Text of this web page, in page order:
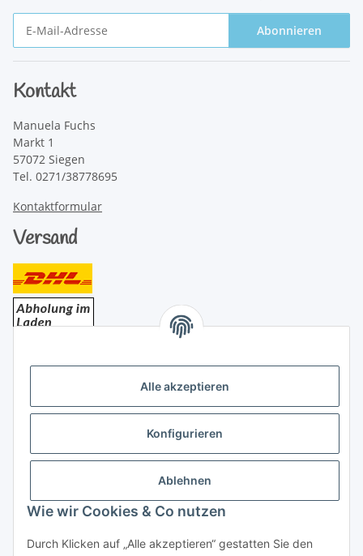
Alle akzeptieren
Konfigurieren
Ablehnen
Wie wir Cookies & Co nutzen
Durch Klicken auf „Alle akzeptieren“ gestatten Sie den
Abonnieren
Kontakt
Manuela Fuchs
Markt 1
57072 Siegen
Tel. 0271/38778695
Kontaktformular
Versand
Rechtliches